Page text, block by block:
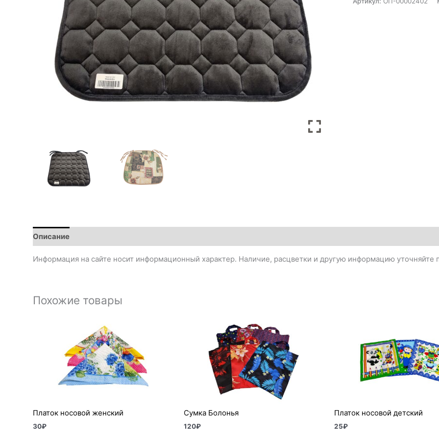
Описание
Информация на сайте носит информационный характер. Наличие, расцветки и другую информацию уточняйте
Похожие товары
Платок носовой женский
30₽
Сумка Болонья
120₽
Платок носовой детский
25₽